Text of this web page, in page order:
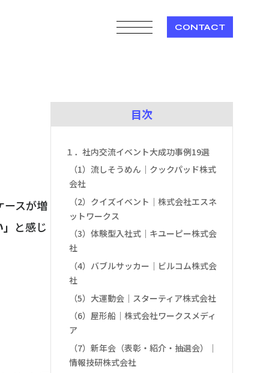
CONTACT
ースが増
と感じ
目次
１．社内交流イベント大成功事例19選
（1）流しそうめん｜クックパッド株式
会社
（2）クイズイベント｜株式会社エスネ
ットワークス
（3）体験型入社式｜キユーピー株式会
社
（4）バブルサッカー｜ビルコム株式会
社
（5）大運動会｜スターティア株式会社
（6）屋形船｜株式会社ワークスメディ
ア
（7）新年会（表彰・紹介・抽選会）｜
情報技研株式会社